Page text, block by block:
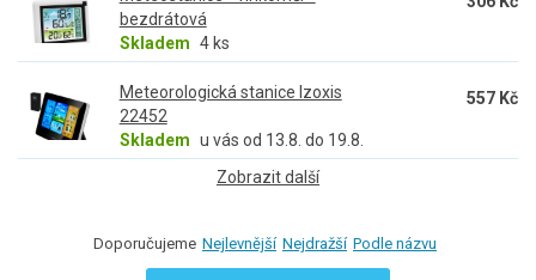
bezdrátová
Skladem 4 ks
Meteorologická stanice Izoxis
22452
Skladem u vás od 13.8. do 19.8.
557 Kč
Zobrazit další
Doporučujeme Nejlevnější Nejdražší Podle názvu